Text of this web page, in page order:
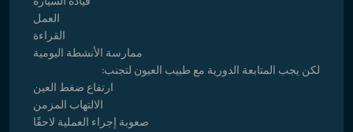
العمل
القراءة
ممارسة الأنشطة اليومية
لكن يجب المتابعة الدورية مع طبيب العيون لتجنب:
ارتفاع ضغط العين
الالتهاب المزمن
صعوبة إجراء العملية لاحقًا